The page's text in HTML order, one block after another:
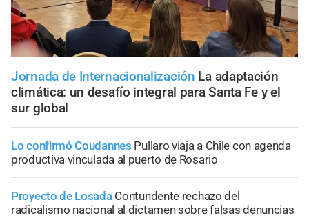
Jornada de Internacionalización La adaptación
climática: un desafío integral para Santa Fe y el
sur global
Lo confirmó Coudannes Pullaro viaja a Chile con agenda
productiva vinculada al puerto de Rosario
Proyecto de Losada Contundente rechazo del
radicalismo nacional al dictamen sobre falsas denuncias